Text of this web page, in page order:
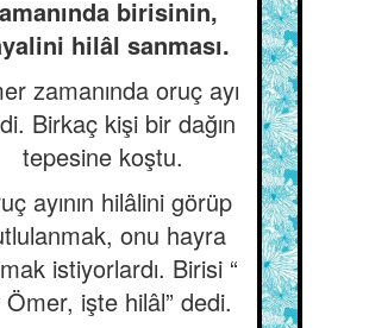
birisinin,
hilâl sanması.
zamanında oruç ayı
Birkaç kişi bir dağın
tepesine koştu.
ayının hilâlini görüp
onu hayra
istiyorlardı. Birisi “
Ömer, işte hilâl” dedi.